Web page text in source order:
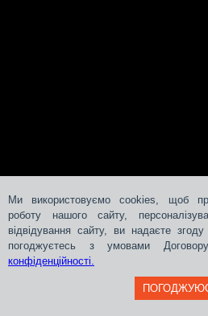
Ми використовуємо cookies, щоб
роботу нашого сайту,
відвідування сайту, ви надаєте
погоджуєтесь з умовами
конфіденційності.